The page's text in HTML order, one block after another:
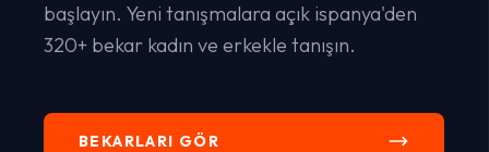
başlayın. Yeni tanışmalara açık ispanya'den
320+ bekar kadın ve erkekle tanışın.
BEKARLARI GÖR